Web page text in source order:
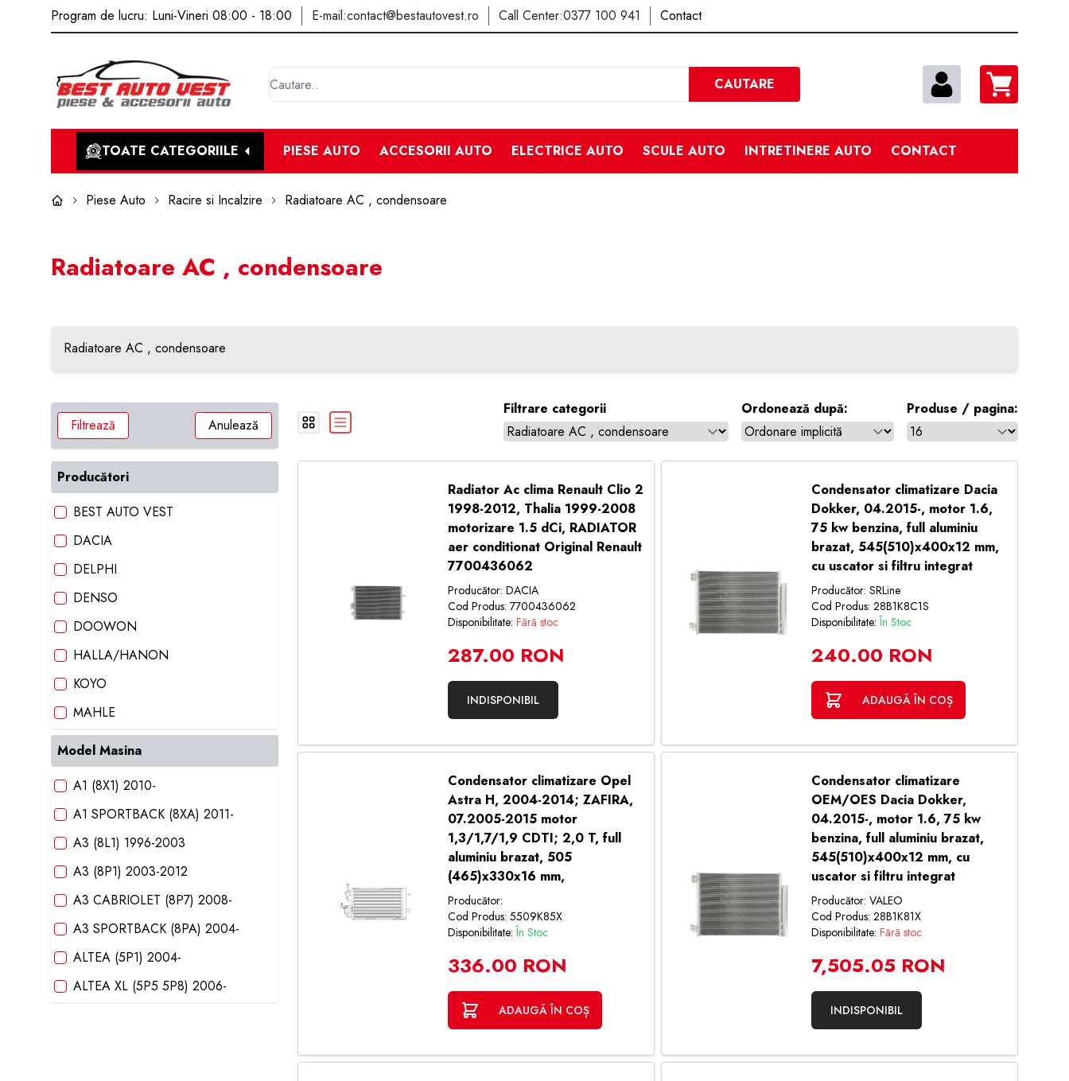
Program de lucru: Luni-Vineri 08:00 - 18:00 E-mail:contact@bestautovest.ro Call Center:0377 100 941 Contact
Cautare
CAUTARE
TOATE CATEGORIILE PIESE AUTO ACCESORII AUTO ELECTRICE AUTO SCULE AUTO INTRETINERE AUTO CONTACT
Piese Auto Racire si Incalzire Radiatoare AC , condensoare
Radiatoare AC , condensoare
Radiatoare AC , condensoare
Filtrează Anulează
Producători
BEST AUTO VEST
DACIA
DELPHI
DENSO
DOOWON
HALLA/HANON
KOYO
MAHLE
MAHLE ORIGINAL
NTY
POLCAR
VALEO
Model Masina
A1 (8X1) 2010-
A1 SPORTBACK (8XA) 2011-
A3 (8L1) 1996-2003
A3 (8P1) 2003-2012
A3 CABRIOLET (8P7) 2008-
A3 SPORTBACK (8PA) 2004-
ALTEA (5P1) 2004-
ALTEA XL (5P5 5P8) 2006-
Filtrare categorii Ordonează după: Produse / pagina:
Radiator Ac clima Renault Clio 2
1998-2012, Thalia 1999-2008
motorizare 1.5 dCi, RADIATOR
aer conditionat Original Renault
7700436062
Producător: DACIA
Cod Produs: 7700436062
Disponibilitate: Fără stoc
287.00 RON
INDISPONIBIL
Condensator climatizare Dacia
Dokker, 04.2015-, motor 1.6,
75 kw benzina, full aluminiu
brazat, 545(510)x400x12 mm,
cu uscator si filtru integrat
Producător: SRLine
Cod Produs: 28B1K8C1S
Disponibilitate:În Stoc
240.00 RON
ADAUGĂ ÎN COȘ
Condensator climatizare Opel
Astra H, 2004-2014; ZAFIRA,
07.2005-2015 motor
1,3/1,7/1,9 CDTI; 2,0 T, full
aluminiu brazat, 505
(465)x330x16 mm,
Producător:
Cod Produs: 5509K85X
Disponibilitate:În Stoc
336.00 RON
ADAUGĂ ÎN COȘ
Condensator climatizare
OEM/OES Dacia Dokker,
04.2015-, motor 1.6, 75 kw
benzina, full aluminiu brazat,
545(510)x400x12 mm, cu
uscator si filtru integrat
Producător: VALEO
Cod Produs: 28B1K81X
Disponibilitate: Fără stoc
7,505.05 RON
INDISPONIBIL